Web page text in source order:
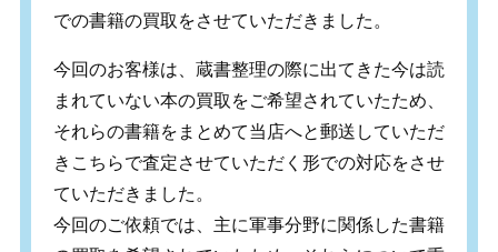
での書籍の買取をさせていただきました。
今回のお客様は、蔵書整理の際に出てきた今は読
まれていない本の買取をご希望されていたため、
それらの書籍をまとめて当店へと郵送していただ
きこちらで査定させていただく形での対応をさせ
ていただきました。
今回のご依頼では、主に軍事分野に関係した書籍